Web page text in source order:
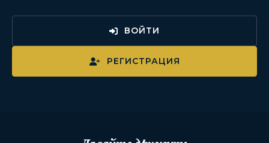
ВОЙТИ
РЕГИСТРАЦИЯ